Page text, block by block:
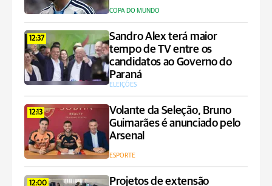
COPA DO MUNDO
12:37
Sandro Alex terá maior
tempo de TV entre os
candidatos ao Governo do
Paraná
ELEIÇÕES
12:13
Volante da Seleção, Bruno
Guimarães é anunciado pelo
Arsenal
ESPORTE
12:00
Projetos de extensão